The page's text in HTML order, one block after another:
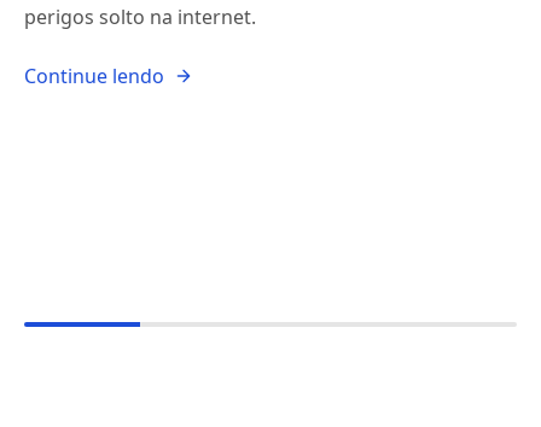
perigos solto na internet.
Continue lendo